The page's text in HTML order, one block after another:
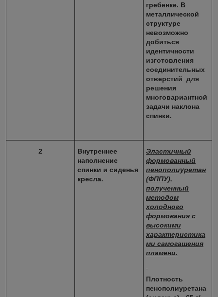
гребенке. В
металлической
структуре
невозможно
добиться
идентичности
изготовления
соединительных
отверстий для
решения
многовариантной
задачи наклона
спинки.
2
Внутреннее
наполнение
спинки и сиденья
кресла.
Эластичный
формованный
пенополиуретан
(ФППУ),
полученный
методом
холодного
формования с
высокими
характеристика
ми самогашения
пламени.
Плотность
пенополиуретана